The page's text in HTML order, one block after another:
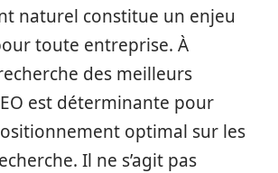
naturel constitue un enjeu
toute entreprise. À
des meilleurs
est déterminante pour
optimal sur les
Il ne s’agit pas